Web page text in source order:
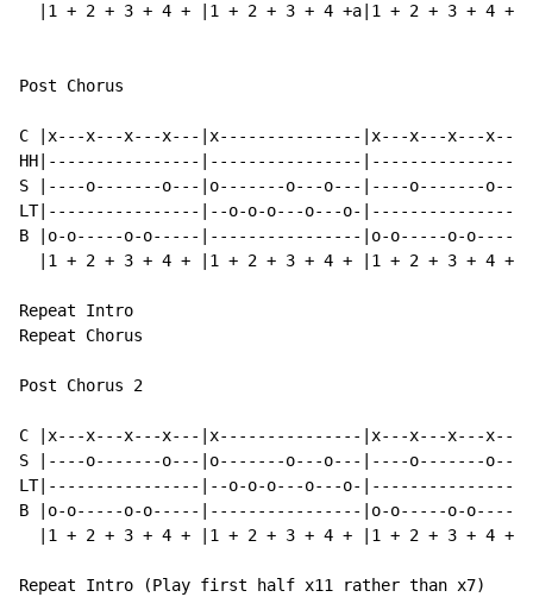
|1 + 2 + 3 + 4 + |1 + 2 + 3 + 4 +a|1 + 2 + 3 + 4 +
Post Chorus
C |x---x---x---x---|x---------------|x---x---x---
HH|----------------|----------------
S |----o-------o---|o-------o---o---|----o-------o---
LT|----------------|--o-o-o---o---o-|----------------
B |o-o-----o-o-----|----------------|o-o-----o-
|1 + 2 + 3 + 4 + |1 + 2 + 3 + 4 + |1 + 2 + 3 + 4 +
Repeat Intro
Repeat Chorus
Post Chorus 2
C |x---x---x---x---|x---------------|x---x---x---
S |----o-------o---|o-------o---o---|----o-------o---
LT|----------------|--o-o-o---o---o-|----------------|--
B |o-o-----o-o-----|----------------|o-o-----o-
|1 + 2 + 3 + 4 + |1 + 2 + 3 + 4 + |1 + 2 + 3 + 4 +
Repeat Intro (Play first half x11 rather than x7)